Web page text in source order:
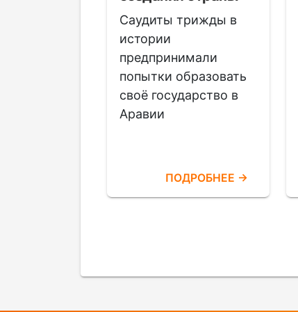
Саудиты трижды в
истории
предпринимали
попытки образовать
своё государство в
Аравии
ПОДРОБНЕЕ →